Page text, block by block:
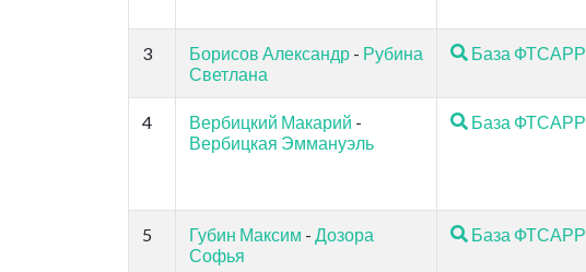
3 Борисов Александр - Рубина
Светлана
База ФТСАРР
4 Вербицкий Макарий -
Вербицкая Эммануэль
База ФТСАРР
5 Губин Максим - Дозора
Софья
База ФТСАРР